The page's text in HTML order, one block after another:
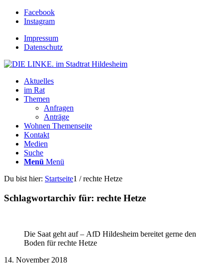
Facebook
Instagram
Impressum
Datenschutz
Aktuelles
im Rat
Themen
Anfragen
Anträge
Wohnen Themenseite
Kontakt
Medien
Suche
Menü Menü
Du bist hier: Startseite1 / rechte Hetze
Schlagwortarchiv für: rechte Hetze
Die Saat geht auf – AfD Hildesheim bereitet gerne den
Boden für rechte Hetze
14. November 2018